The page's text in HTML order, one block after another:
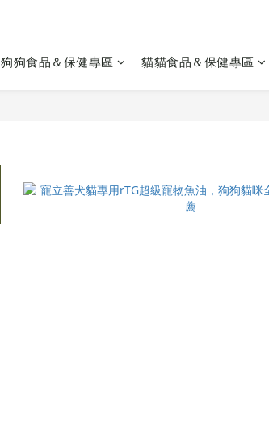
狗狗食品＆保健專區 貓貓食品＆保健專區